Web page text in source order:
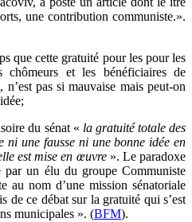
une contribution communiste.».
que cette gratuité pour les pour les
chômeurs et les bénéficiaires de
pas si mauvaise mais peut-on
du sénat « la gratuité totale des
ni une fausse ni une bonne idée en
est mise en œuvre». Le paradoxe
par un élu du groupe Communiste
au nom d’une mission sénatoriale
de ce débat sur la gratuité qui s’est
municipales ». (BFM).